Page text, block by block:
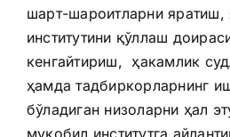
шарт-шароитларни яратиш,
институтини қўллаш
кенгайтириш, ҳакамлик
ҳамда тадбиркорларнинг
бўладиган низоларни ҳал